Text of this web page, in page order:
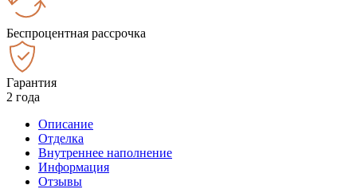
Беспроцентная рассрочка
Гарантия
2 года
Описание
Отделка
Внутреннее наполнение
Информация
Отзывы